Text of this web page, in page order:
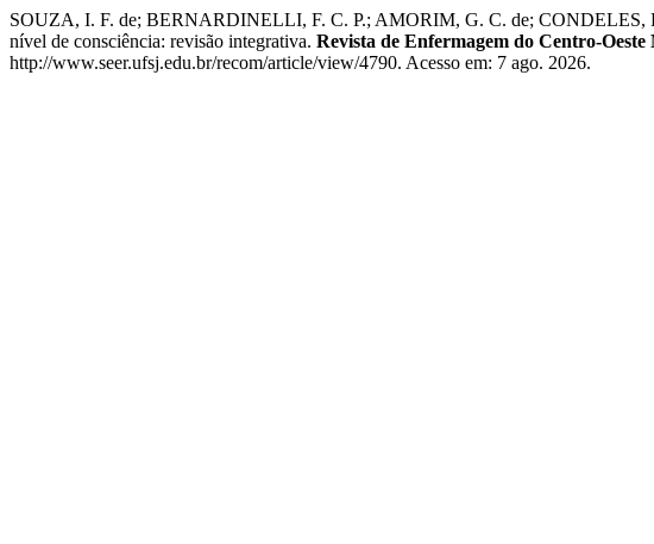
SOUZA, I. F. de; BERNARDINELLI, F. C. P.; AMORIM, G. C. de; CONDELES,
nível de consciência: revisão integrativa. Revista de Enfermagem do Centro-
http://www.seer.ufsj.edu.br/recom/article/view/4790. Acesso em: 7 ago. 2026.